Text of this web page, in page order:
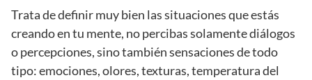
Trata de definir muy bien las situaciones que estás
creando en tu mente, no percibas solamente diálogos
o percepciones, sino también sensaciones de todo
tipo: emociones, olores, texturas, temperatura del